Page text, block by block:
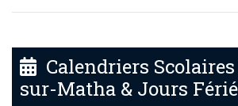
Calendriers
sur-Matha & Jours